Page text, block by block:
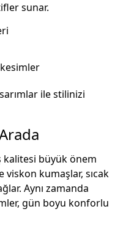
sunar.
kesimler
ile stilinizi
kalitesi büyük önem
viskon kumaşlar, sıcak
Aynı zamanda
gün boyu konforlu